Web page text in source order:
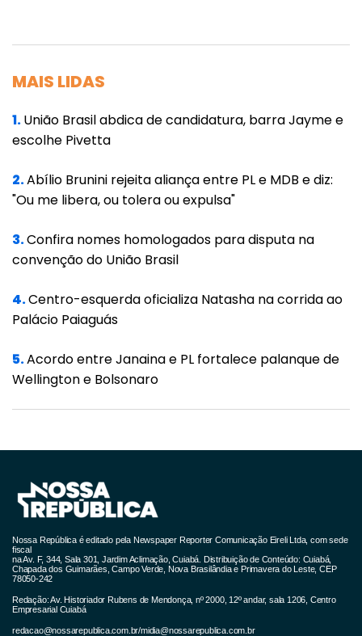
MAIS LIDAS
1.União Brasil abdica de candidatura, barra Jayme e
escolhe Pivetta
2.Abílio Brunini rejeita aliança entre PL e MDB e diz:
"Ou me libera, ou tolera ou expulsa"
3.Confira nomes homologados para disputa na
convenção do União Brasil
4.Centro-esquerda oficializa Natasha na corrida ao
Palácio Paiaguás
5.Acordo entre Janaina e PL fortalece palanque de
Wellington e Bolsonaro
Nossa República é editado pela Newspaper Reporter Comunicação Eireli Ltda, com sede
fiscal
na Av. F, 344, Sala 301, Jardim Aclimação, Cuiabá. Distribuição de Conteúdo: Cuiabá,
Chapada dos Guimarães, Campo Verde, Nova Brasilândia e Primavera do Leste, CEP
78050-242
Redação: Av. Historiador Rubens de Mendonça, nº 2000, 12º andar, sala 1206, Centro
Empresarial Cuiabá
redacao@nossarepublica.com.br/midia@nossarepublica.com.br